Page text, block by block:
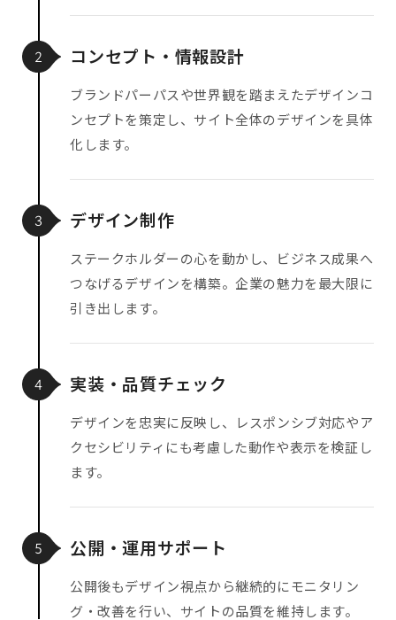
2 コンセプト・情報設計
ブランドパーパスや世界観を踏まえたデザインコ
ンセプトを策定し、サイト全体のデザインを具体
化します。
3 デザイン制作
ステークホルダーの心を動かし、ビジネス成果へ
つなげるデザインを構築。企業の魅力を最大限に
引き出します。
4 実装・品質チェック
デザインを忠実に反映し、レスポンシブ対応やア
クセシビリティにも考慮した動作や表示を検証し
ます。
5 公開・運用サポート
公開後もデザイン視点から継続的にモニタリン
グ・改善を行い、サイトの品質を維持します。